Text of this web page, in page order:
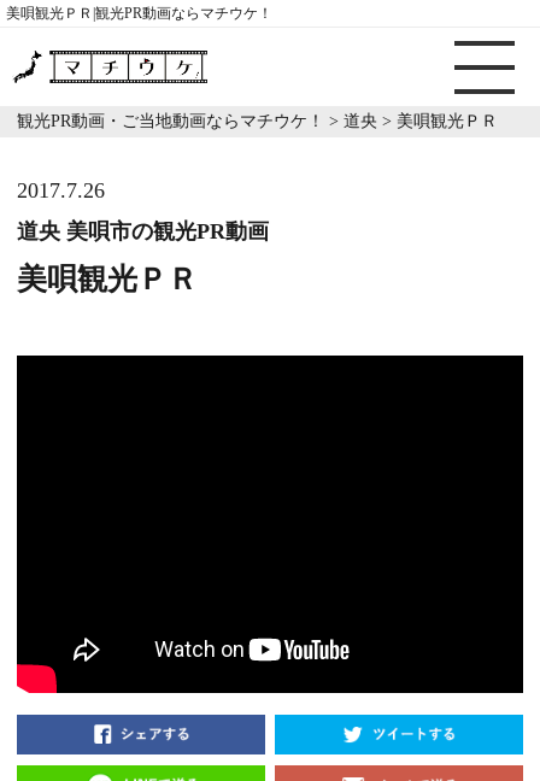
美唄観光ＰＲ|観光PR動画ならマチウケ！
観光PR動画・ご当地動画ならマチウケ！ > 道央 > 美唄観光ＰＲ
2017.7.26
道央 美唄市の観光PR動画
美唄観光ＰＲ